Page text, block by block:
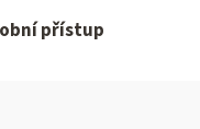
přístup